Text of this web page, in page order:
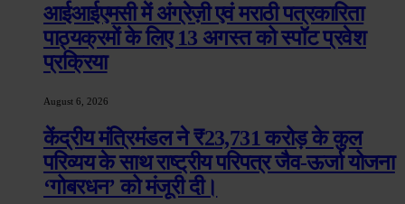
आईआईएमसी में अंग्रेज़ी एवं मराठी पत्रकारिता
पाठ्यक्रमों के लिए 13 अगस्त को स्पॉट प्रवेश
प्रक्रिया
August 6, 2026
केंद्रीय मंत्रिमंडल ने ₹23,731 करोड़ के कुल
परिव्यय के साथ राष्ट्रीय परिपत्र जैव-ऊर्जा योजना
‘गोबरधन’ को मंजूरी दी।